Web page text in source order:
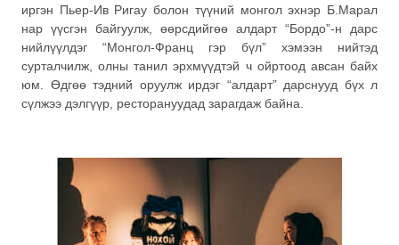
иргэн Пьер-Ив Ригау болон түүний монгол эхнэр Б.Марал
нар үүсгэн байгуулж, өөрсдийгөө алдарт “Бордо”-н дарс
нийлүүлдэг “Монгол-Франц гэр бүл” хэмээн нийтэд
сурталчилж, олны танил эрхмүүдтэй ч ойртоод авсан байх
юм. Өдгөө тэдний оруулж ирдэг “алдарт” дарснууд бүх л
сүлжээ дэлгүүр, ресторануудад зарагдаж байна.